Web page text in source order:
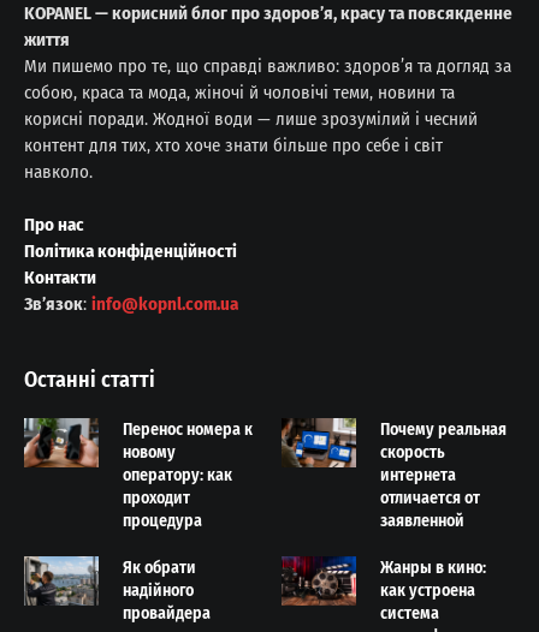
KOPANEL — корисний блог про здоров’я, красу та повсякденне
життя
Ми пишемо про те, що справді важливо: здоров’я та догляд за
собою, краса та мода, жіночі й чоловічі теми, новини та
корисні поради. Жодної води — лише зрозумілий і чесний
контент для тих, хто хоче знати більше про себе і світ
навколо.
Про нас
Політика конфіденційності
Контакти
Звʼязок: info@kopnl.com.ua
Останні статті
Перенос номера к
новому
оператору: как
проходит
процедура
Почему реальная
скорость
интернета
отличается от
заявленной
Як обрати
надійного
провайдера
Жанры в кино:
как устроена
система